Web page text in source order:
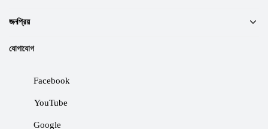
জনপ্রিয়
যোগাযোগ
Facebook
YouTube
Google